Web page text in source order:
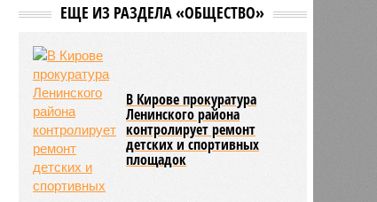
ЕЩЕ ИЗ РАЗДЕЛА «ОБЩЕСТВО»
В Кирове прокуратура
Ленинского района
контролирует ремонт
детских и спортивных
площадок